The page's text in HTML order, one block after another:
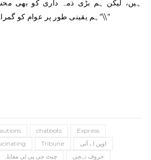
ہیں، لیکن ہم بڑی ذمہ داری کو بھی
\”ہم یقینی طور پر عوام کو گمراہ نہیں کرنا چاہتے۔\”
chatbots
Express
Tribune
اوپن اے آئی
چیٹ جی پی ٹی مقابلہ حروف تہجی